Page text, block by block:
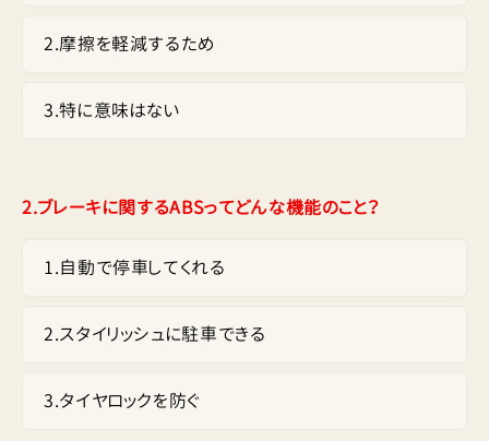
2.摩擦を軽減するため
3.特に意味はない
2.ブレーキに関するABSってどんな機能のこと？
1.自動で停車してくれる
2.スタイリッシュに駐車できる
3.タイヤロックを防ぐ